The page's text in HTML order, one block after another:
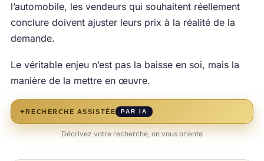
l’automobile, les vendeurs qui souhaitent réellement
conclure doivent ajuster leurs prix à la réalité de la
demande.
Le véritable enjeu n’est pas la baisse en soi, mais la
manière de la mettre en œuvre.
✦RECHERCHE ASSISTÉE PAR IA
Décrivez votre recherche, on vous oriente